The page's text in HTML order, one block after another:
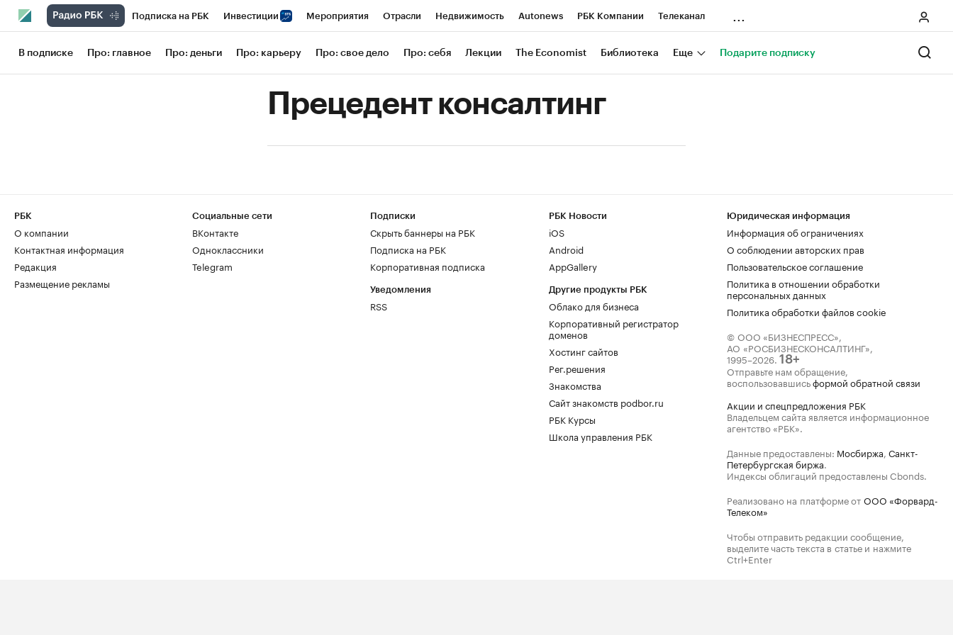
Подписка на РБК Инвестиции Мероприятия Отрасли Недвижимость Autonews РБК Компании Телеканал
РБК Вино Школа управления РБК РБК Образование РБК Курсы РБК Life Тренды Визионеры
Газета Спецпроекты СПб Конференции СПб Спецпроекты
Политика Экономика Бизнес Технологии и медиа Финансы Рынок наличной валюты
В подписке Про: главное Про: деньги Про: карьеру Про: свое дело Про: себя Лекции The Economist Библиотека Еще Подарите подписку
Прецедент консалтинг
РБК
О компании
Контактная информация
Редакция
Размещение рекламы
Социальные сети
ВКонтакте
Одноклассники
Telegram
Подписки
Скрыть баннеры на РБК
Подписка на РБК
Корпоративная подписка
Уведомления
RSS
РБК Новости
iOS
Android
AppGallery
Другие продукты РБК
Облако для бизнеса
Корпоративный регистратор
доменов
Хостинг сайтов
Рег.решения
Знакомства
Сайт знакомств podbor.ru
РБК Курсы
Школа управления РБК
Юридическая информация
Информация об ограничениях
О соблюдении авторских прав
Пользовательское соглашение
Политика в отношении обработки
персональных данных
Политика обработки файлов cookie
© ООО «БИЗНЕСПРЕСС»,
АО «РОСБИЗНЕСКОНСАЛТИНГ»,
1995–2026. 18+
Отправьте нам обращение,
воспользовавшисьформой обратной связи
Акции и спецпредложения РБК
Владельцем сайта является информационное
агентство «РБК».
Данные предоставлены: Мосбиржа, Санкт-
Петербургская биржа.
Индексы облигаций предоставлены Cbonds.
Реализовано на платформе от ООО «Форвард-
Телеком»
Чтобы отправить редакции сообщение,
выделите часть текста в статье и нажмите
Ctrl+Enter